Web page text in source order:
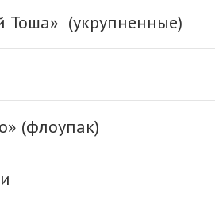
Тоша» (укрупненные)
(флоупак)